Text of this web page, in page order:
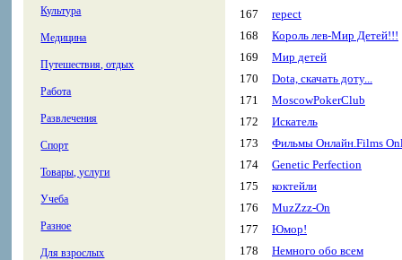
Культура
Медицина
Путешествия, отдых
Работа
Развлечения
Спорт
Товары, услуги
Учеба
Разное
Для взрослых
167
repect
168
Король лев-Мир Детей!!!
169
Мир детей
170
Dota, скачать доту...
171
MoscowPokerClub
172
Искатель
173
Фильмы Онлайн.Films
174
Genetic Perfection
175
коктейли
176
MuzZzz-On
177
Юмор!
178
Немного обо всем